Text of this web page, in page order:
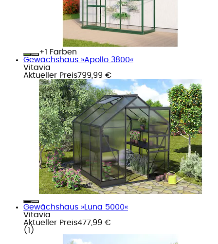
+
Farben
Gewächshaus »Apollo 3800«
Vitavia
Aktueller Preis799,99 €
Gewächshaus »Luna 5000«
Vitavia
Aktueller Preis477,99 €
( 1 )